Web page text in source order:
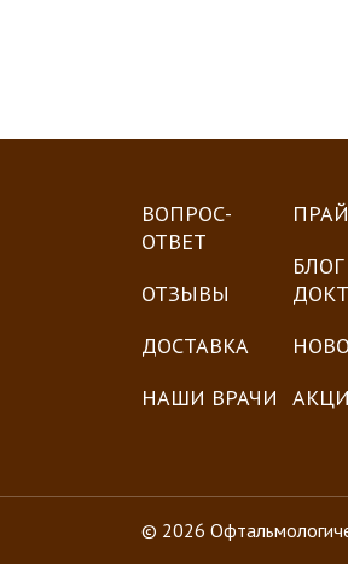
ВОПРОС-
ОТВЕТ
ОТЗЫВЫ
ДОСТАВКА
НАШИ ВРАЧИ
БЛОГ
© 2026